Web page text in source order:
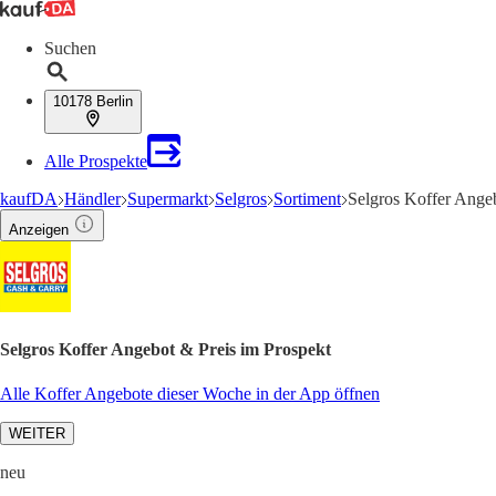
Suchen
10178 Berlin
Alle Prospekte
kaufDA Händler Supermarkt Selgros Sortiment Selgros Koffer
Anzeigen
Selgros Koffer Angebot & Preis im Prospekt
Alle Koffer Angebote dieser Woche in der App öffnen
WEITER
neu